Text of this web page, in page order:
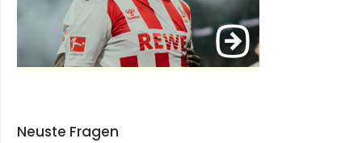
Neuste Fragen